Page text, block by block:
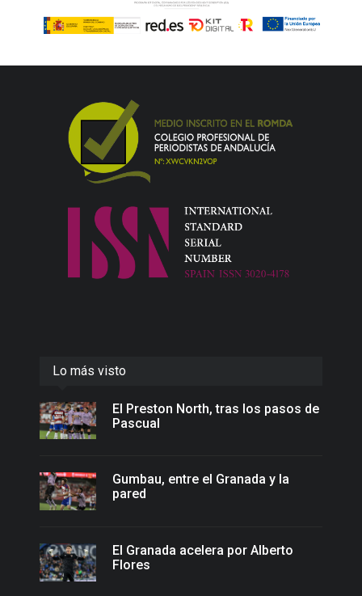
Lo más visto
El Preston North, tras los pasos de
Pascual
Gumbau, entre el Granada y la
pared
El Granada acelera por Alberto
Flores